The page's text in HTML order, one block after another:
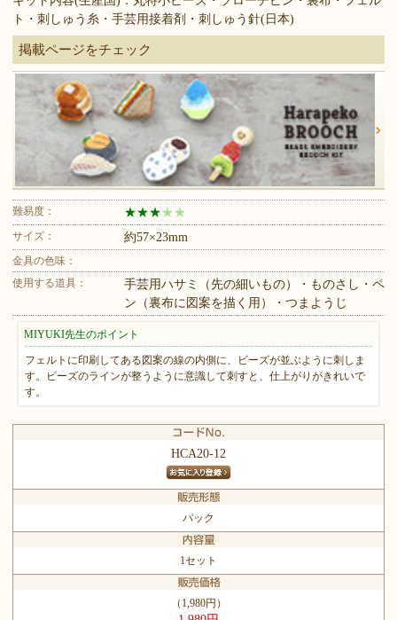
ト・刺しゅう糸・手芸用接着剤・刺しゅう針(日本)
掲載ページをチェック
難易度： ★★★ ★ ★
サイズ： 約57×23mm
金具の色味：
使用する道具：
手芸用ハサミ（先の細いもの）・ものさし・ペ
ン（裏布に図案を描く用）・つまようじ
MIYUKI先生のポイント
フェルトに印刷してある図案の線の内側に、ビーズが並ぶように刺しま
す。ビーズのラインが整うように意識して刺すと、仕上がりがきれいで
す。
HCA20-12
パック
1セット
（1,980円）